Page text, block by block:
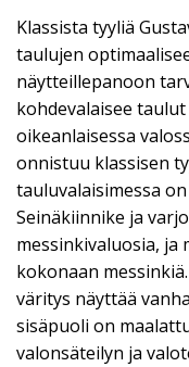
Klassista tyyliä
taulujen
näytteillepanoon
kohdevalaisee
oikeanlaisessa
onnistuu klassisen
tauluvalaisimessa
Seinäkiinnike ja
messinkivaluosia, ja
kokonaan
väritys näyttää
sisäpuoli on
valonsäteilyn ja